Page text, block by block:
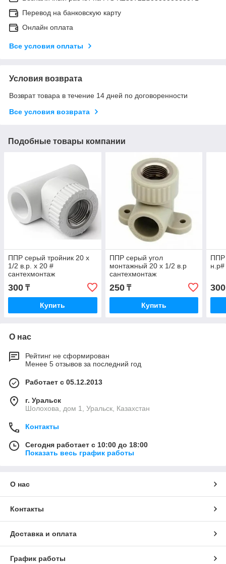
Перевод на банковскую карту
Онлайн оплата
Все условия оплаты
Условия возврата
Возврат товара в течение 14 дней по договоренности
Все условия возврата
Подобные товары компании
ППР серый тройник 20 х
1/2 в.р. х 20 #
сантехмонтаж
300 ₸
Купить
ППР серый угол
монтажный 20 х 1/2 в.р
сантехмонтаж
250₸
Купить
ППР
300
О нас
Рейтинг не сформирован
Менее 5 отзывов за последний год
Работает с 05.12.2013
г. Уральск
Шолохова, дом 1, Уральск, Казахстан
Контакты
Сегодня работает с 10:00 до 18:00
Показать весь график работы
О нас
Контакты
Доставка и оплата
График работы